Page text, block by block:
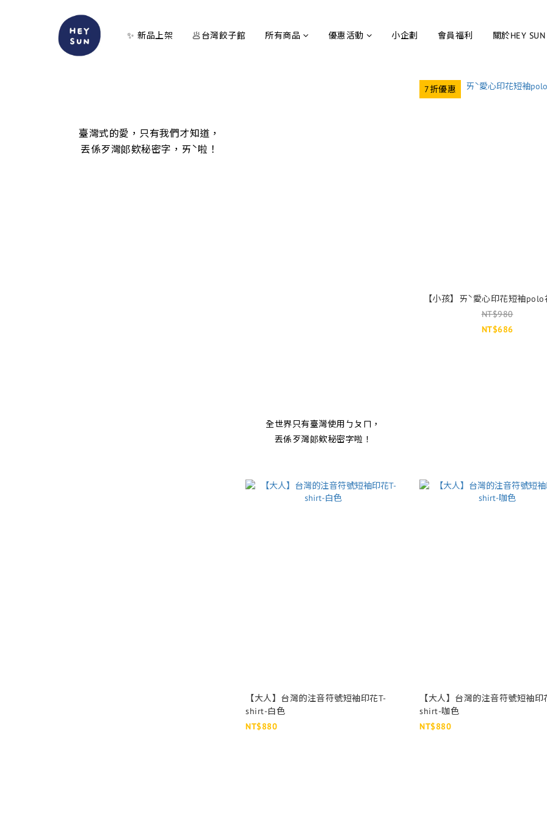
✨ 新品上架 🥟台灣餃子館 所有商品 優惠活動 小企劃 會員福利 關於HEY SUN
臺灣式的愛，只有我們才知道，
丟係歹灣郞欸秘密字，ㄞˋ啦！
7折優惠
【小孩】ㄞˋ愛心印花短袖
NT$980
NT$686
全世界只有臺灣使用ㄅㄆㄇ，
丟係歹灣郞欸秘密字啦！
【大人】台灣的注音符號短袖印花T-
shirt-白色
NT$880
【大人】台灣的注音符號短袖印
shirt-咖色
NT$880